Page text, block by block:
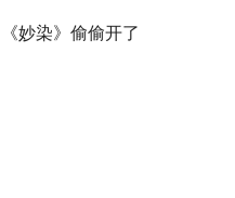
《妙染》偷偷开了